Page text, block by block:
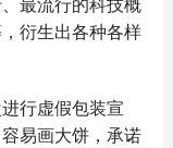
衍生出各种各样
行虚假包装宣
易画大饼，承诺